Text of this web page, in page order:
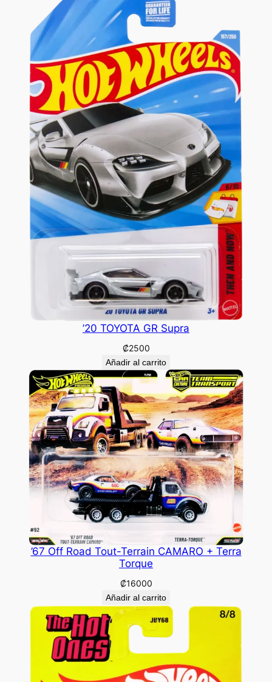
’20 TOYOTA GR Supra
₡2500
Añadir al carrito
’67 Off Road Tout-Terrain CAMARO + Terra
Torque
₡16000
Añadir al carrito